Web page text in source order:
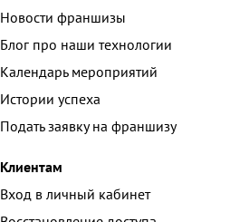
Новости франшизы
Блог про наши технологии
Календарь мероприятий
Истории успеха
Подать заявку на франшизу
Клиентам
Вход в личный кабинет